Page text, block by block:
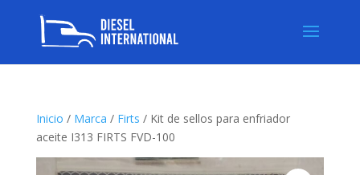
Inicio / Marca / Firts / Kit de sellos para enfriador
aceite I313 FIRTS FVD-100